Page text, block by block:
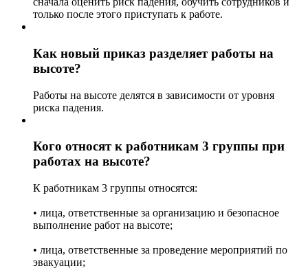
только после этого приступать к работе.
Как новый приказ разделяет работы на
высоте?
Работы на высоте делятся в зависимости от уровня
риска падения.
Кого относят к работникам 3 группы при
работах на высоте?
К работникам 3 группы относятся:
• лица, ответственные за организацию и безопасное
выполнение работ на высоте;
• лица, ответственные за проведение мероприятий по
эвакуации;